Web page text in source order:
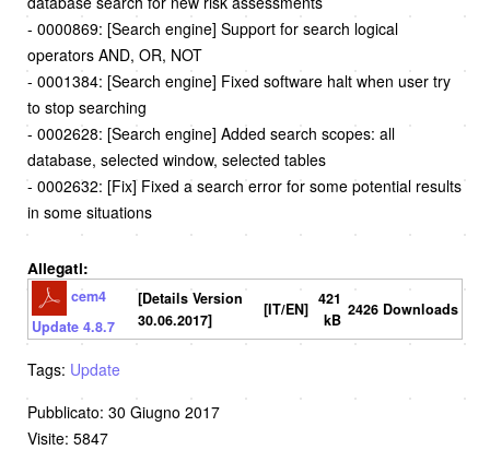
- 0000869: [Search engine] Support for search logical
operators AND, OR, NOT
- 0001384: [Search engine] Fixed software halt when user try
to stop searching
- 0002628: [Search engine] Added search scopes: all
database, selected window, selected tables
- 0002632: [Fix] Fixed a search error for some potential results
in some situations
Allegati:
cem4
Update 4.8.7
[Details Version
30.06.2017]
[IT/EN]
421
kB
2426 Downloads
Tags: Update
Pubblicato: 30 Giugno 2017
Visite: 5847